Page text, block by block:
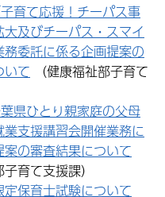
育て応援！チーパス事
及びチーパス・スマイ
委託に係る企画提案の
いて
県ひとり親家庭の父母
支援講習会開催業務に
の審査結果について
子育て支援課）
保育士試験について